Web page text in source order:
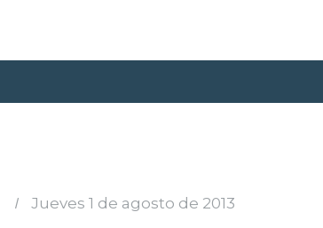
I Jueves 1 de agosto de 2013